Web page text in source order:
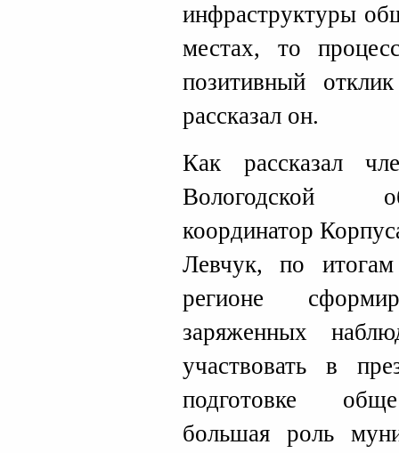
инфраструктуры
местах, то
позитивный
рассказал он.
Как рассказал
Вологодской
координатор
Левчук, по
регионе
заряженных
участвовать в
подготовке
большая роль